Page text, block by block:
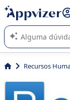
de nossa IA (várias
A IA do Appvizer o
SaaS para sua
Recursos